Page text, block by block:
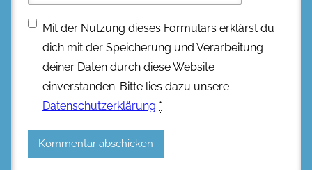
Mit der Nutzung dieses Formulars erklärst du
dich mit der Speicherung und Verarbeitung
deiner Daten durch diese Website
einverstanden. Bitte lies dazu unsere
Datenschutzerklärung *